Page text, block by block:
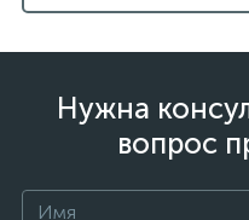
Нужна
вопрос